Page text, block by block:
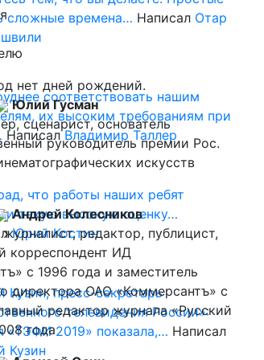
сложные времена… Написал Отар
соответствовать нашим
их высоким требованиям при
НаписалВладимир Таллер
что работы наших ребят
такую высокую оценку…
Юрий Костин
Кузин, пресс-секретарь
телевидения России»:
«ТЭФИ 2019» показала,… Написал
Кузин
нет дней рождений.
Юлий Гусман
сценарист, основатель
руководитель премии Рос.
искусств
Андрей Колесников
редактор, публицист,
корреспондент ИД
с 1996 года и заместитель
директора ОАО «Коммерсантъ» с
редактор журнала «Русский
года